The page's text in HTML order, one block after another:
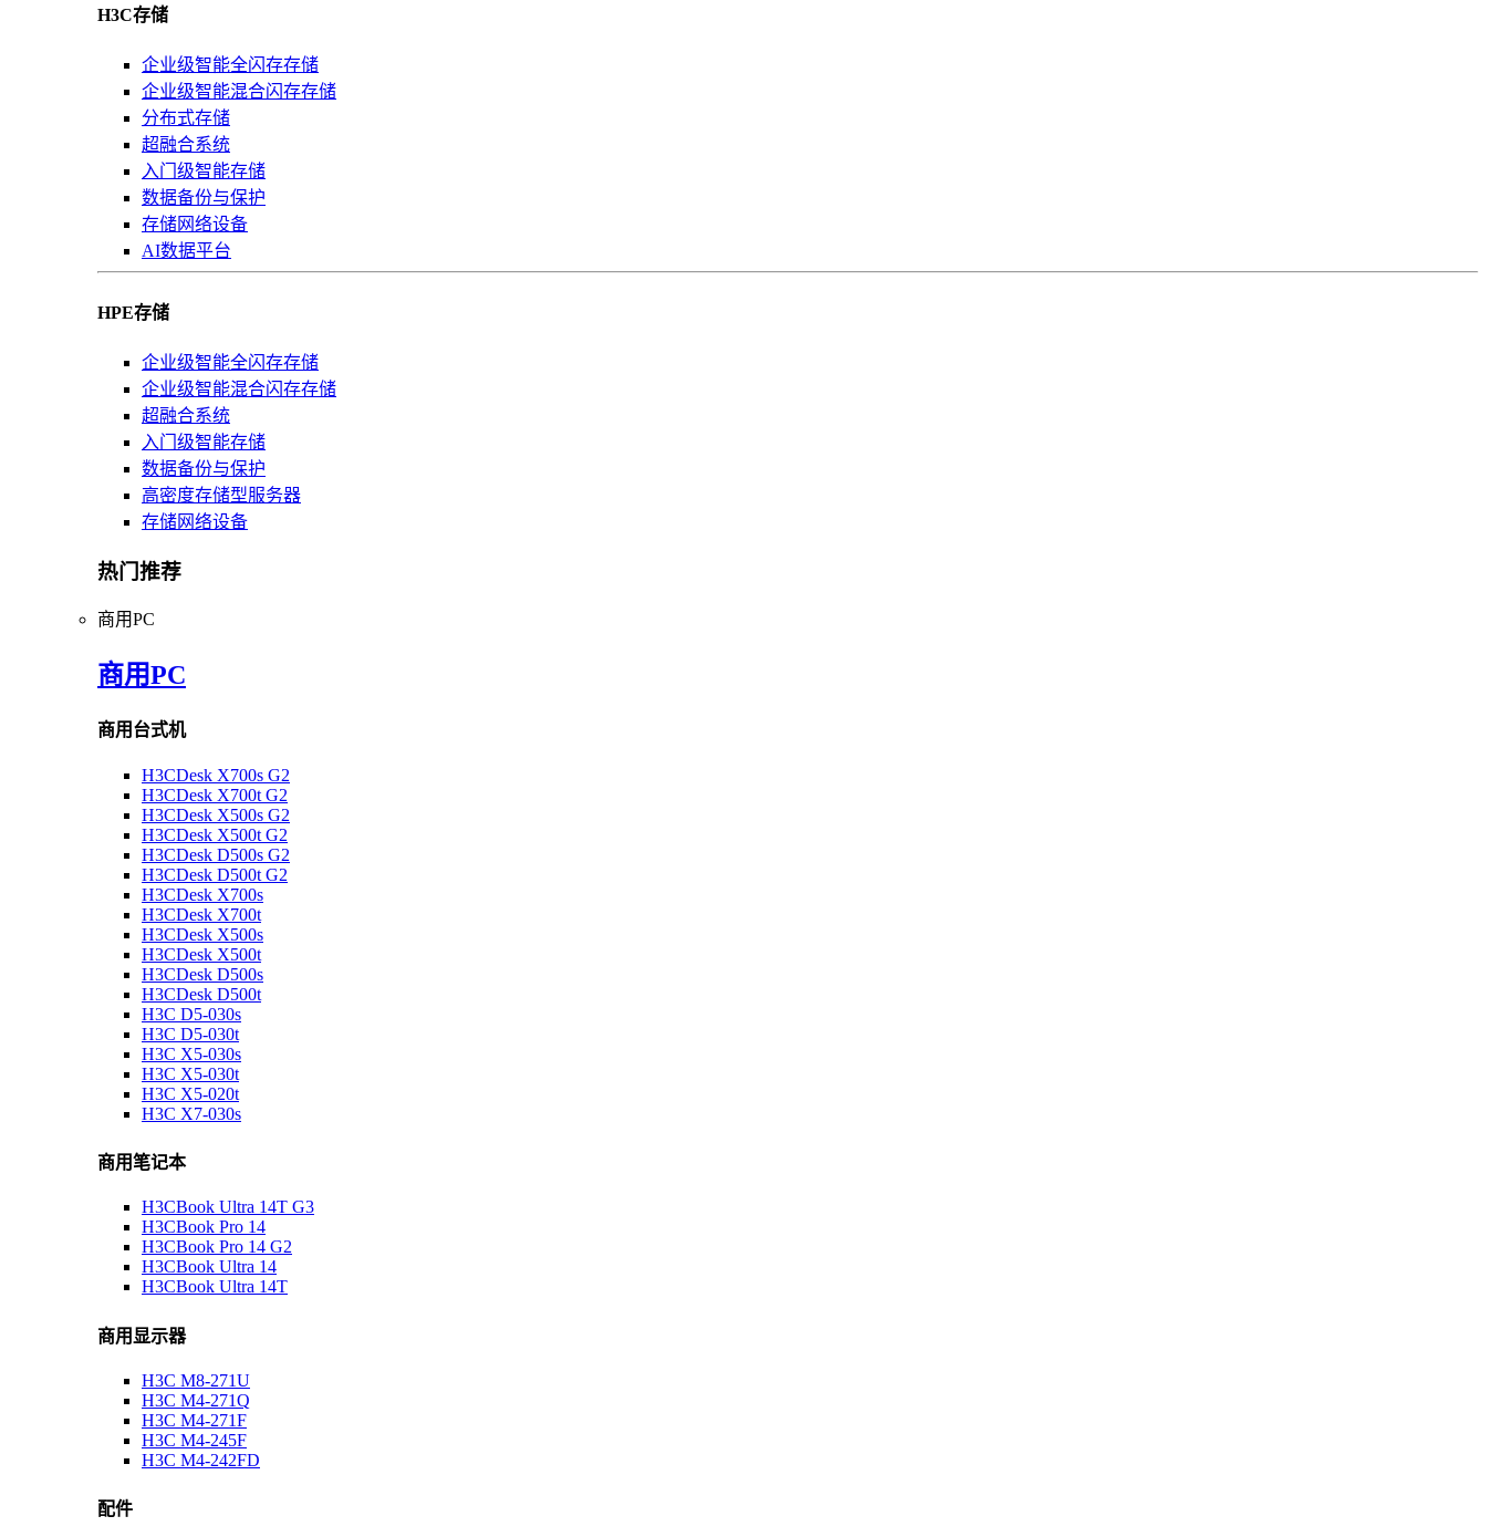
H3C存储
企业级智能全闪存存储
企业级智能混合闪存存储
分布式存储
超融合系统
入门级智能存储
数据备份与保护
存储网络设备
AI数据平台
HPE存储
企业级智能全闪存存储
企业级智能混合闪存存储
超融合系统
入门级智能存储
数据备份与保护
高密度存储型服务器
存储网络设备
热门推荐
商用PC
商用PC
商用台式机
H3CDesk X700s G2
H3CDesk X700t G2
H3CDesk X500s G2
H3CDesk X500t G2
H3CDesk D500s G2
H3CDesk D500t G2
H3CDesk X700s
H3CDesk X700t
H3CDesk X500s
H3CDesk X500t
H3CDesk D500s
H3CDesk D500t
H3C D5-030s
H3C D5-030t
H3C X5-030s
H3C X5-030t
H3C X5-020t
H3C X7-030s
商用笔记本
H3CBook Ultra 14T G3
H3CBook Pro 14
H3CBook Pro 14 G2
H3CBook Ultra 14
H3CBook Ultra 14T
商用显示器
H3C M8-271U
H3C M4-271Q
H3C M4-271F
H3C M4-245F
H3C M4-242FD
配件